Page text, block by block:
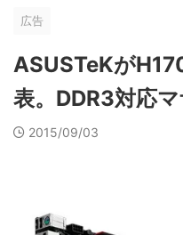
広告
ASUSTeKが
表。DDR3対応
2015/09/03